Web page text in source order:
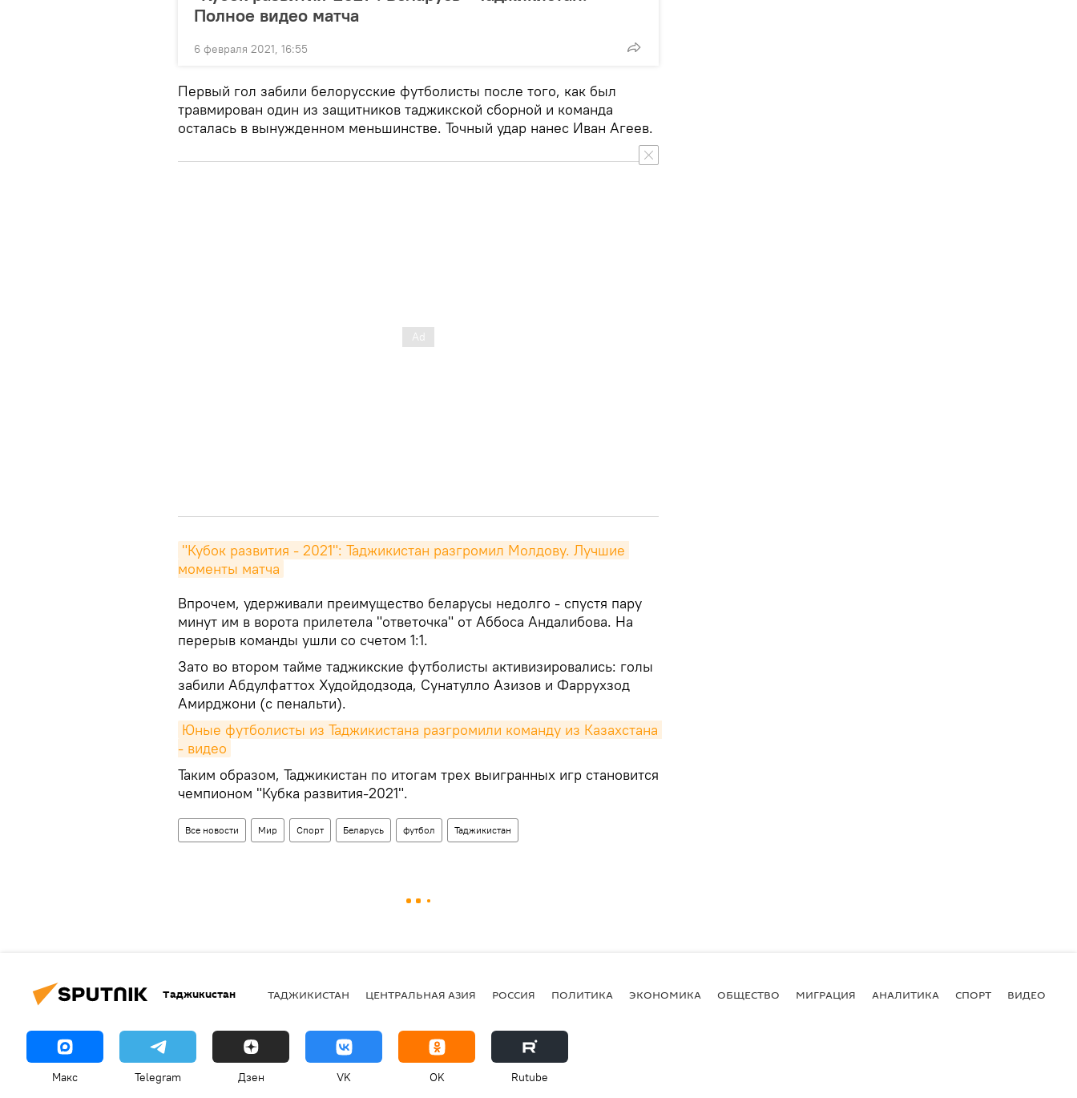
Полное видео матча
6 февраля 2021, 16:55
Первый гол забили белорусские футболисты после того, как был
травмирован один из защитников таджикской сборной и команда
осталась в вынужденном меньшинстве. Точный удар нанес Иван Агеев.
"Кубок развития - 2021": Таджикистан разгромил Молдову. Лучшие
моменты матча
Впрочем, удерживали преимущество беларусы недолго - спустя пару
минут им в ворота прилетела "ответочка" от Аббоса Андалибова. На
перерыв команды ушли со счетом 1:1.
Зато во втором тайме таджикские футболисты активизировались: голы
забили Абдулфаттох Худойдодзода, Сунатулло Азизов и Фаррухзод
Амирджони (с пенальти).
Юные футболисты из Таджикистана разгромили команду из Казахстана
- видео
Таким образом, Таджикистан по итогам трех выигранных игр становится
чемпионом "Кубка развития-2021".
Все новости Мир Спорт Беларусь футбол Таджикистан
Таджикистан ТАДЖИКИСТАН ЦЕНТРАЛЬНАЯ АЗИЯ РОССИЯ ПОЛИТИКА ЭКОНОМИКА ОБЩЕСТВО МИГРАЦИЯ АНАЛИТИКА СПОРТ ВИДЕО
Макс Telegram Дзен VK OK Rutube